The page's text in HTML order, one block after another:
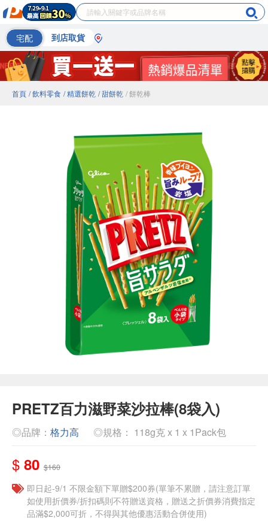
宅配 到店取貨
首頁 / 飲料零食 / 精選餅乾 / 甜餅乾 / 餅乾棒
PRETZ百力滋野菜沙拉棒(8袋入)
◎品牌： 格力高 ◎規格： 118g克 x 1 x 1Pack包
$ 80 $160
即日起-9/1 不限金額下單贈$200券(單筆不累贈，請注意訂單
如使用折價券/折扣碼則不符贈送資格，贈送之折價券消費指定
品滿$2,000可折，不得與其他優惠活動合併使用)